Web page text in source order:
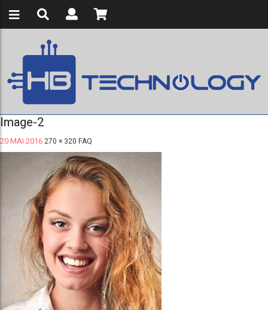
Image-2
20 MAI 2016270 × 320 FAQ